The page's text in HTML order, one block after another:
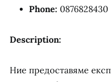
Phone: 0876828430
Description:
Ние предоставяме